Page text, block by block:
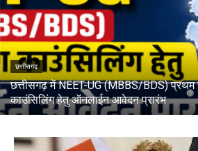
छत्तीसगढ़
छत्तीसगढ़ में NEET-UG (MBBS/BDS)
काउंसिलिंग हेतु ऑनलाईन आवेदन प्रारंभ